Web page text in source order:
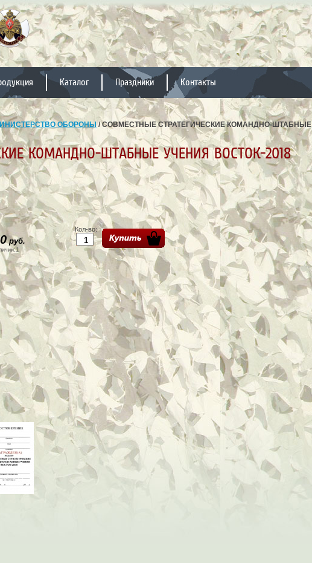
Каталог Праздники Контакты
ОБОРОНЫ/ СОВМЕСТНЫЕ СТРАТЕГИЧЕСКИЕ КОМАНДНО-ШТАБНЫЕ
КОМАНДНО-ШТАБНЫЕ УЧЕНИЯ ВОСТОК-2018
Кол-во:
руб.